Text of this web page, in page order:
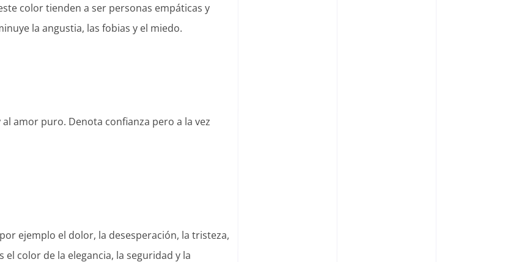
color tienden a ser personas empáticas y
la angustia, las fobias y el miedo.
al amor puro. Denota confianza pero a la vez
ejemplo el dolor, la desesperación, la tristeza,
color de la elegancia, la seguridad y la